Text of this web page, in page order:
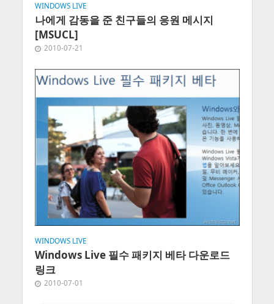
WINDOWS LIVE
나에게 감동을 준 친구들의 응원 메시지
[MSUCL]
2010-07-21
WINDOWS LIVE
Windows Live 필수 패키지 베타 다운로드
링크
2010-07-01